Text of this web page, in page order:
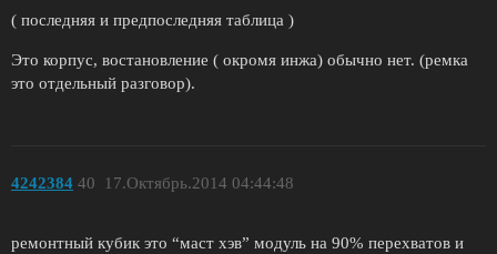
( последняя и предпоследняя таблица )
Это корпус, востановление ( окромя инжа) обычно нет. (ремка
это отдельный разговор).
4242384 17.Октябрь.2014 04:44:48
40
ремонтный кубик это “маст хэв” модуль на 90% перехватов и